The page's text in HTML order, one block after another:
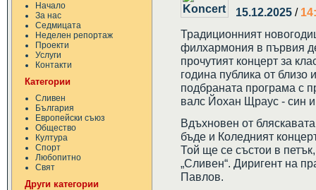
Начало
За нас
Седмицата
Неделен репортаж
Проекти
Услуги
Контакти
Категории
Сливен
България
Европейски съюз
Общество
Култура
Спорт
Любопитно
Свят
Други категории
15.12.2025 /
Традиционният
филхармония в първия
прочутият концерт за
година публика от близо
подбраната програма с
валс Йохан Щраус - син
Вдъхновен от
бъде и Коледният
Той ще се състои в
„Сливен“. Диригент на
Павлов.